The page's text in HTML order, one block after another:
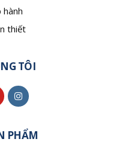
hành
thiết
TÔI
PHẨM